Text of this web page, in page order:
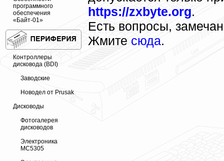
программного
обеспечения
«Байт-01»
Контроллеры
дисковода (BDI)
Заводские
Новодел от Prusak
Дисководы
Фотогалерея
дисководов
Электроника
МС5305
https://zxbyte.org.
Есть вопросы,
Жмите сюда.